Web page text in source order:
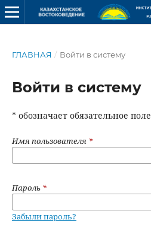
ГЛАВНАЯ / Войти в систему
Войти в систему
* обозначает обязательное поле
Имя пользователя *
Пароль *
Забыли пароль?